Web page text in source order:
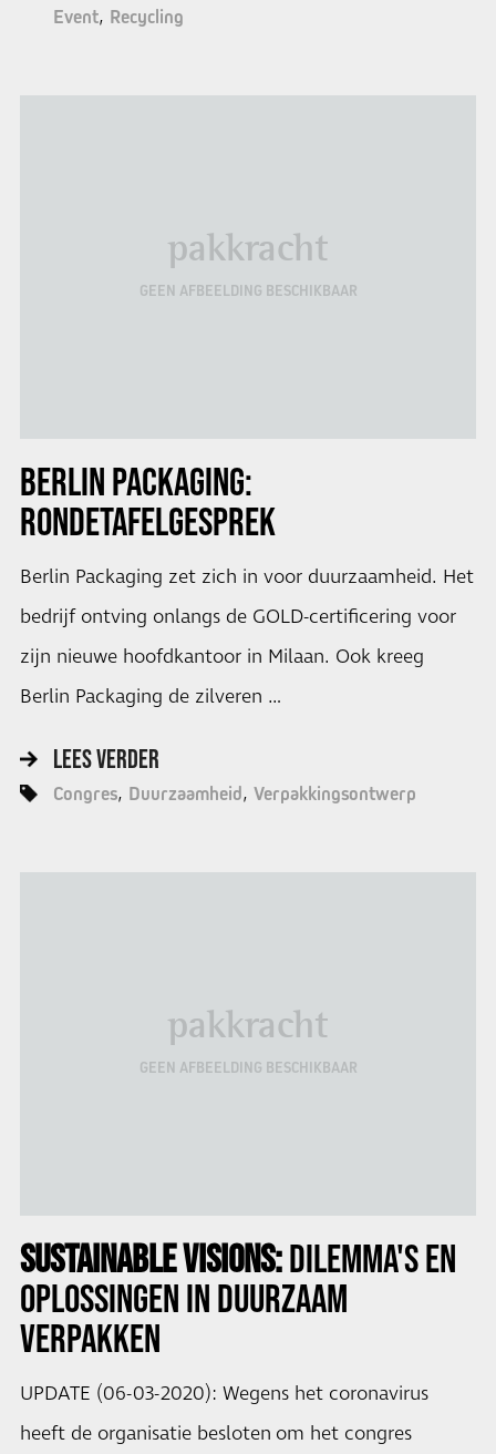
Event Recycling
pakkracht
GEEN AFBEELDING BESCHIKBAAR
BERLIN PACKAGING:
RONDETAFELGESPREK
Berlin Packaging zet zich in voor duurzaamheid. Het
bedrijf ontving onlangs de GOLD-certificering voor
zijn nieuwe hoofdkantoor in Milaan. Ook kreeg
Berlin Packaging de zilveren …
LEES VERDER
Congres Duurzaamheid Verpakkingsontwerp
pakkracht
GEEN AFBEELDING BESCHIKBAAR
SUSTAINABLE VISIONS:DILEMMA'S EN
OPLOSSINGEN IN DUURZAAM
VERPAKKEN
UPDATE (06-03-2020): Wegens het coronavirus
heeft de organisatie besloten om het congres